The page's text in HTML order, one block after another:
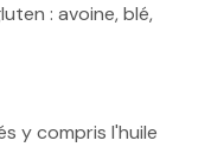
: avoine, blé,
y compris l'huile